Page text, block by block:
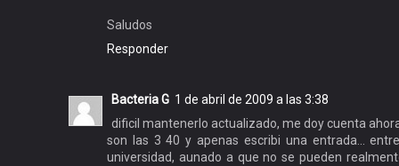
Saludos
Responder
Bacteria G 1 de abril de 2009 a las 3:38
dificil mantenerlo actualizado, me doy cuenta
son las 3 40 y apenas escribi una entrada...
universidad, aunado a que no se pueden